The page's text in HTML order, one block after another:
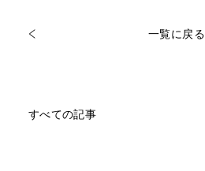
一覧に戻る
すべての記事